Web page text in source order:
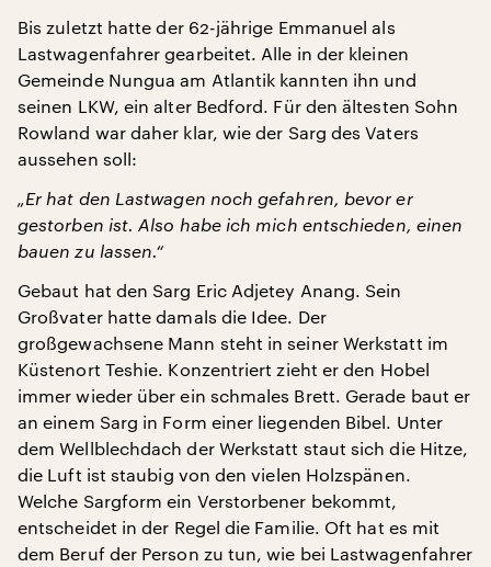
Bis zuletzt hatte der 62-jährige Emmanuel als
Lastwagenfahrer gearbeitet. Alle in der kleinen
Gemeinde Nungua am Atlantik kannten ihn und
seinen LKW, ein alter Bedford. Für den ältesten Sohn
Rowland war daher klar, wie der Sarg des Vaters
aussehen soll:
„Er hat den Lastwagen noch gefahren, bevor er
gestorben ist. Also habe ich mich entschieden, einen
bauen zu lassen.“
Gebaut hat den Sarg Eric Adjetey Anang. Sein
Großvater hatte damals die Idee. Der
großgewachsene Mann steht in seiner Werkstatt im
Küstenort Teshie. Konzentriert zieht er den Hobel
immer wieder über ein schmales Brett. Gerade baut er
an einem Sarg in Form einer liegenden Bibel. Unter
dem Wellblechdach der Werkstatt staut sich die Hitze,
die Luft ist staubig von den vielen Holzspänen.
Welche Sargform ein Verstorbener bekommt,
entscheidet in der Regel die Familie. Oft hat es mit
dem Beruf der Person zu tun, wie bei Lastwagenfahrer